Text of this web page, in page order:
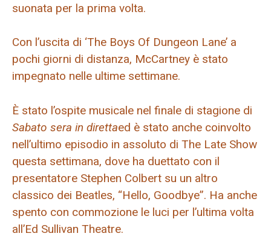
suonata per la prima volta.
Con l’uscita di ‘The Boys Of Dungeon Lane’ a
pochi giorni di distanza, McCartney è stato
impegnato nelle ultime settimane.
È stato l’ospite musicale nel finale di stagione di
Sabato sera in direttaed è stato anche coinvolto
nell’ultimo episodio in assoluto di The Late Show
questa settimana, dove ha duettato con il
presentatore Stephen Colbert su un altro
classico dei Beatles, “Hello, Goodbye”. Ha anche
spento con commozione le luci per l’ultima volta
all’Ed Sullivan Theatre.